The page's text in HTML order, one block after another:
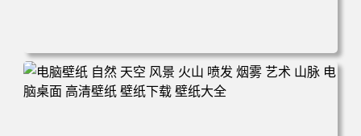
电脑壁纸 田野 风景 自然 云 天空 丘陵 微软 加利福尼亚 电
脑桌面 高清壁纸 壁纸下载 壁纸大全